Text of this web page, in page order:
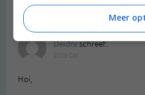
Beantwoorden
Deidreschreef:
Hoi,
Meer